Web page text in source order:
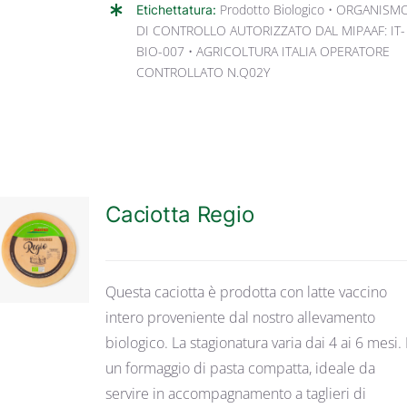
Etichettatura: Prodotto Biologico •
DI CONTROLLO AUTORIZZATO DAL MIPAAF: IT-
BIO-007 • AGRICOLTURA ITALIA OPERATORE
CONTROLLATO N.Q02Y
DETTAGLI
Caciotta Regio
Questa caciotta è prodotta con latte vaccino
intero proveniente dal nostro allevamento
biologico. La stagionatura varia dai 4 ai 6 mesi.
un formaggio di pasta compatta, ideale da
servire in accompagnamento a taglieri di